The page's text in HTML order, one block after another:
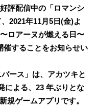
評配信中の「ロマンシ
2021年11月5日(金)よ
ロアーヌが燃える日〜
することをお知らせい
ース」は、アカツキと
による、23 年ぶりとな
規ゲームアプリです。